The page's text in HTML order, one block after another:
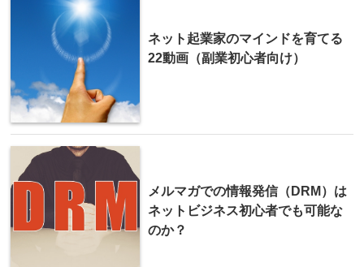
ネット起業家のマインドを育てる
22動画（副業初心者向け）
メルマガでの情報発信（DRM）は
ネットビジネス初心者でも可能な
のか？